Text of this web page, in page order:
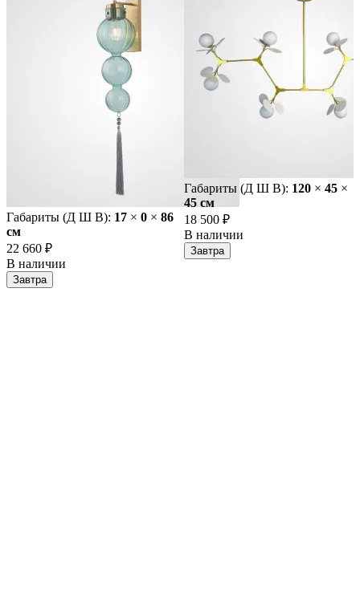
Габариты (Д Ш В): 17 × 0 × 86
cм
22 660 ₽
В наличии
Завтра
Габариты (Д Ш В): 120 × 45 ×
45 cм
18 500 ₽
В наличии
Завтра